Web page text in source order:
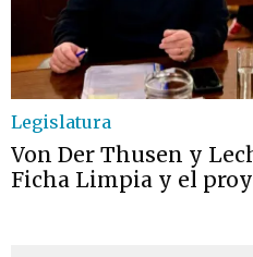
Legislatura
Von Der Thusen y
Ficha Limpia y el